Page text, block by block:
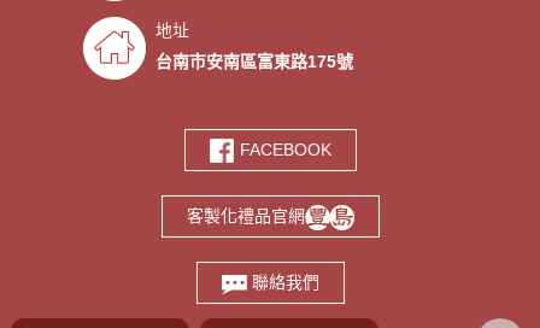
．水晶滴膠氣囊支架製作
．客製氣囊手機支架 - 2019/06/18
．鑰匙圈少量客製印刷歡迎打樣‎ - 2019/05/10
．鑰匙圈客製化專家 - 2019/05/10
．台南螢幕擦拭貼製造廠商‎ - 2019/05/07
．選舉宣傳造勢擦拭貼訂做 - 2019/05/06
．伸縮氣囊手機支架客製 - 2019/04/18
地址
台南市安南區富東路175號
FACEBOOK
客製化禮品官網
聯絡我們